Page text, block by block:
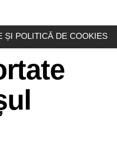
ȘI POLITICĂ DE COOKIES